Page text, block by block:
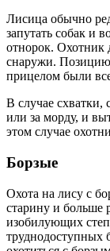
Лисица обычно
запутать собак и
отнорок. Охотник
снаружи. Позицию
прицелом были
В случае схватки,
или за морду, и
этом случае
Борзые
Охота на лису с
старину и больше
изобилующих
труднодоступных